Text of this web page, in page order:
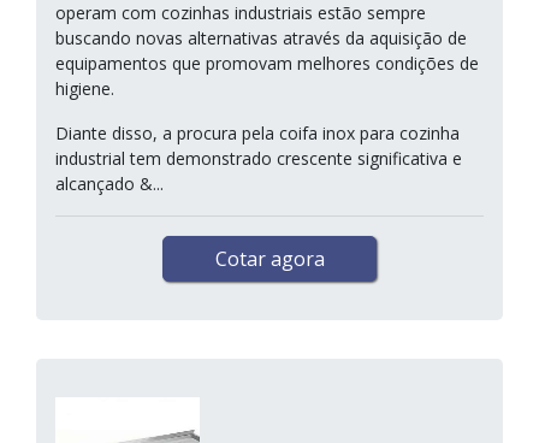
operam com cozinhas industriais estão sempre
buscando novas alternativas através da aquisição de
equipamentos que promovam melhores condições de
higiene.
Diante disso, a procura pela coifa inox para cozinha
industrial tem demonstrado crescente significativa e
alcançado &...
Cotar agora